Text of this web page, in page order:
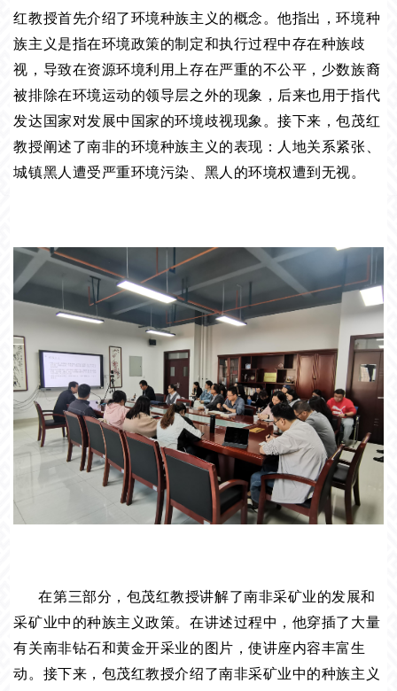
红教授首先介绍了环境种族主义的概念。他指出，环境种
族主义是指在环境政策的制定和执行过程中存在种族歧
视，导致在资源环境利用上存在严重的不公平，少数族裔
被排除在环境运动的领导层之外的现象，后来也用于指代
发达国家对发展中国家的环境歧视现象。接下来，包茂红
教授阐述了南非的环境种族主义的表现：人地关系紧张、
城镇黑人遭受严重环境污染、黑人的环境权遭到无视。
在第三部分，包茂红教授讲解了南非采矿业的发展和
采矿业中的种族主义政策。在讲述过程中，他穿插了大量
有关南非钻石和黄金开采业的图片，使讲座内容丰富生
动。接下来，包茂红教授介绍了南非采矿业中的种族主义